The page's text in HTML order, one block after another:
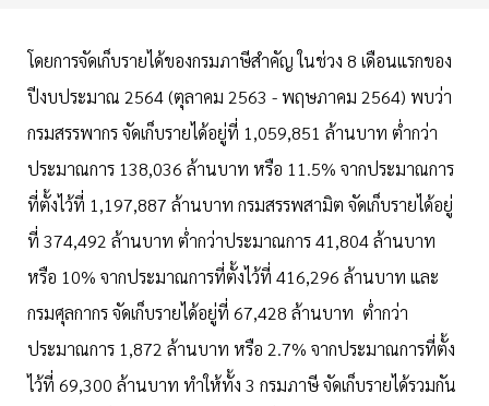
โดยการจัดเก็บรายได้ของกรมภาษีสำคัญ ในช่วง 8 เดือนแรกของ
ปีงบประมาณ 2564 (ตุลาคม 2563 - พฤษภาคม 2564) พบว่า
กรมสรรพากร จัดเก็บรายได้อยู่ที่ 1,059,851 ล้านบาท ต่ำกว่า
ประมาณการ 138,036 ล้านบาท หรือ 11.5% จากประมาณการ
ที่ตั้งไว้ที่ 1,197,887 ล้านบาท กรมสรรพสามิต จัดเก็บรายได้อยู่
ที่ 374,492 ล้านบาท ต่ำกว่าประมาณการ 41,804 ล้านบาท
หรือ 10% จากประมาณการที่ตั้งไว้ที่ 416,296 ล้านบาท และ
กรมศุลกากร จัดเก็บรายได้อยู่ที่ 67,428 ล้านบาท ต่ำกว่า
ประมาณการ 1,872 ล้านบาท หรือ 2.7% จากประมาณการที่ตั้ง
ไว้ที่ 69,300 ล้านบาท ทำให้ทั้ง 3 กรมภาษี จัดเก็บรายได้รวมกัน